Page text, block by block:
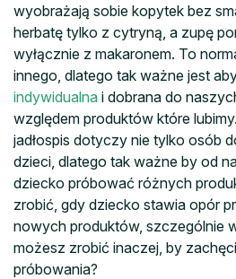
wyobrażają sobie kopytek bez
herbatę tylko z cytryną, a zupę
wyłącznie z makaronem. To
innego, dlatego tak ważne jest
indywidualna i dobrana do
względem produktów które
jadłospis dotyczy nie tylko osób
dzieci, dlatego tak ważne by od
dziecko próbować różnych
zrobić, gdy dziecko stawia opór
nowych produktów, szczególnie
możesz zrobić inaczej, by
próbowania?